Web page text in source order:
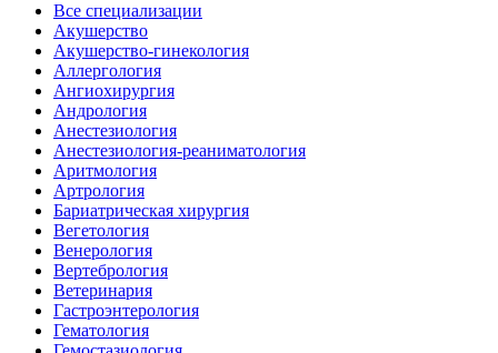
Все специализации
Акушерство
Акушерство-гинекология
Аллергология
Ангиохирургия
Андрология
Анестезиология
Анестезиология-реаниматология
Аритмология
Артрология
Бариатрическая хирургия
Вегетология
Венерология
Вертебрология
Ветеринария
Гастроэнтерология
Гематология